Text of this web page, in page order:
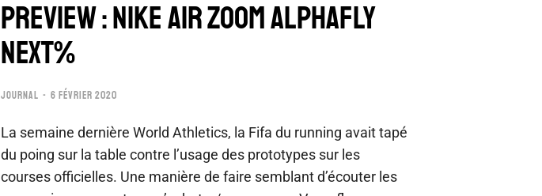
PREVIEW : NIKE AIR ZOOM ALPHAFLY
NEXT%
JOURNAL 6 FÉVRIER 2020
La semaine dernière World Athletics, la Fifa du running avait tapé
du poing sur la table contre l’usage des prototypes sur les
courses officielles. Une manière de faire semblant d’écouter les